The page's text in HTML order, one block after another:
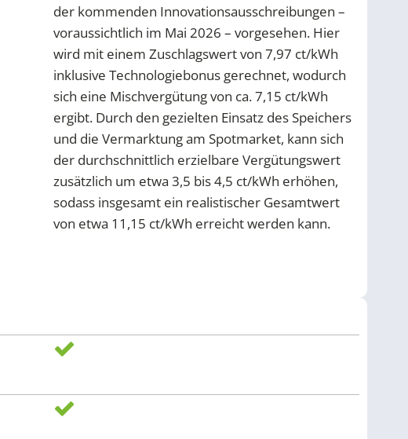
der kommenden Innovationsausschreibungen –
voraussichtlich im Mai 2026 – vorgesehen. Hier
wird mit einem Zuschlagswert von 7,97 ct/kWh
inklusive Technologiebonus gerechnet, wodurch
sich eine Mischvergütung von ca. 7,15 ct/kWh
ergibt. Durch den gezielten Einsatz des Speichers
und die Vermarktung am Spotmarket, kann sich
der durchschnittlich erzielbare Vergütungswert
zusätzlich um etwa 3,5 bis 4,5 ct/kWh erhöhen,
sodass insgesamt ein realistischer Gesamtwert
von etwa 11,15 ct/kWh erreicht werden kann.